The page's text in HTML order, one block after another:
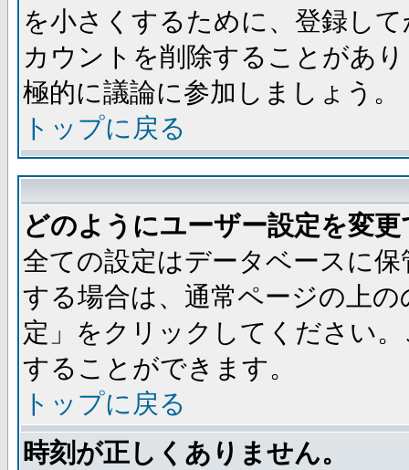
を小さくするために、登録し
カウントを削除することがあ
極的に議論に参加しましょう。
トップに戻る
どのようにユーザー設定を変
全ての設定はデータベースに
する場合は、通常ページの上
定」をクリックしてください
することができます。
トップに戻る
時刻が正しくありません。